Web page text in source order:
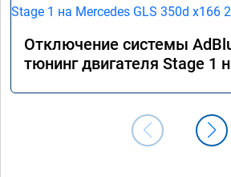
Отключение системы
тюнинг двигателя Stage 1